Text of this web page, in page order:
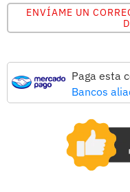
ENVÍAME UN
Paga esta
Bancos